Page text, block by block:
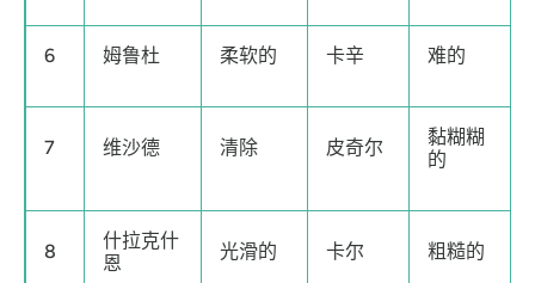
6 姆鲁杜 柔软的 卡辛 难的
7 维沙德 清除 皮奇尔
黏糊糊
的
8
什拉克什
恩
光滑的 卡尔 粗糙的